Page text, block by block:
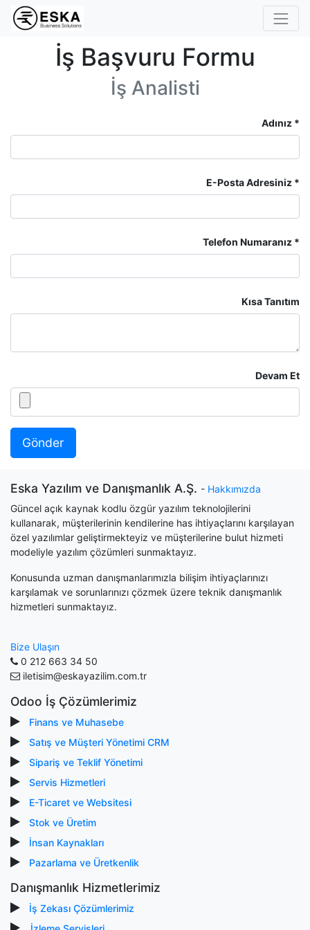
İş Başvuru Formu
İş Analisti
Adınız
E-Posta Adresiniz
Telefon Numaranız
Kısa Tanıtım
Devam Et
Gönder
Eska Yazılım ve Danışmanlık A.Ş. - Hakkımızda
Güncel açık kaynak kodlu özgür yazılım teknolojilerini
kullanarak, müşterilerinin kendilerine has ihtiyaçlarını karşılayan
özel yazılımlar geliştirmekteyiz ve müşterilerine bulut hizmeti
modeliyle yazılım çözümleri sunmaktayız.
Konusunda uzman danışmanlarımızla bilişim ihtiyaçlarınızı
karşılamak ve sorunlarınızı çözmek üzere teknik danışmanlık
hizmetleri sunmaktayız.
Bize Ulaşın
0 212 663 34 50
iletisim@eskayazilim.com.tr
Odoo İş Çözümlerimiz
Finans ve Muhasebe
Satış ve Müşteri Yönetimi CRM
Sipariş ve Teklif Yönetimi
Servis Hizmetleri
E-Ticaret ve Websitesi
Stok ve Üretim
İnsan Kaynakları
Pazarlama ve Üretkenlik
Danışmanlık Hizmetlerimiz
İş Zekası Çözümlerimiz